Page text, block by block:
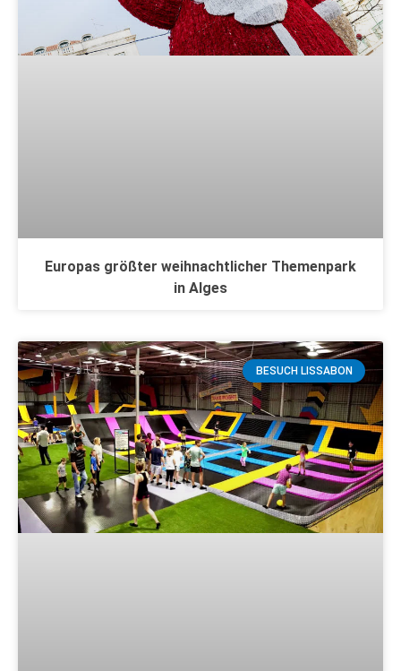
Europas größter weihnachtlicher Themenpark
in Alges
BESUCH LISSABON